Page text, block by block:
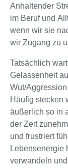
Anhaltender
im Beruf und
wenn wir sie
wir Zugang zu
Tatsächlich
Gelassenheit
Wut/
Häufig stecken
äußerlich so in
der Zeit
und frustriert
Lebensenergie
verwandeln